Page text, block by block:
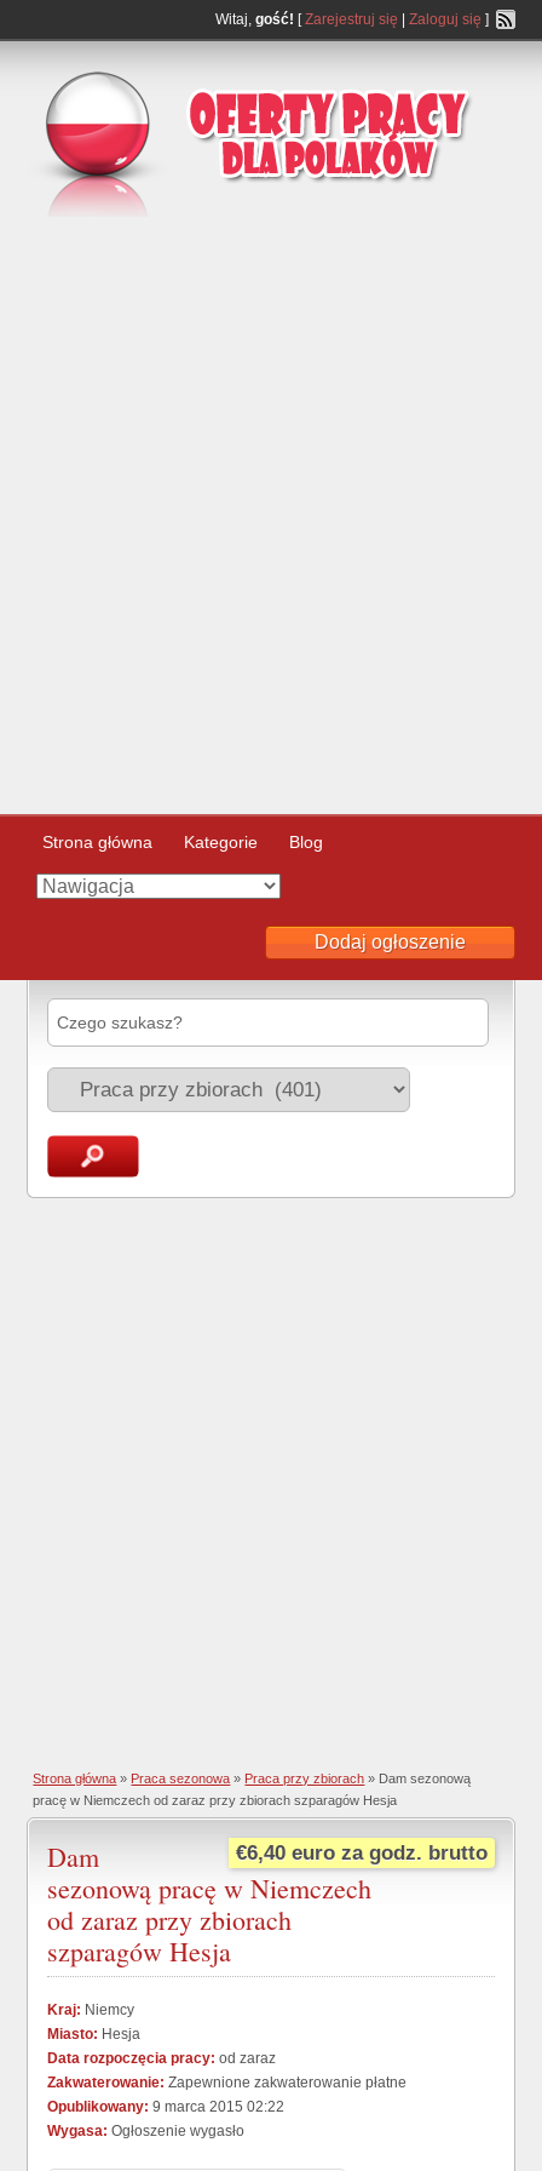
Witaj, gość! [Zarejestruj się Zaloguj się ]
Strona główna Kategorie Blog
Dodaj ogłoszenie
Strona główna » Praca sezonowa » Praca przy zbiorach » Dam sezonową
pracę w Niemczech od zaraz przy zbiorach szparagów Hesja
€6,40 euro za godz. brutto
Dam
sezonową pracę w Niemczech
od zaraz przy zbiorach
szparagów Hesja
Kraj: Niemcy
Miasto: Hesja
Data rozpoczęcia pracy: od zaraz
Zakwaterowanie: Zapewnione zakwaterowanie płatne
Opublikowany: 9 marca 2015 02:22
Wygasa: Ogłoszenie wygasło